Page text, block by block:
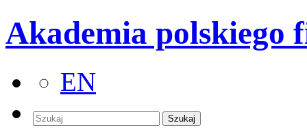
Akademia polskiego
EN